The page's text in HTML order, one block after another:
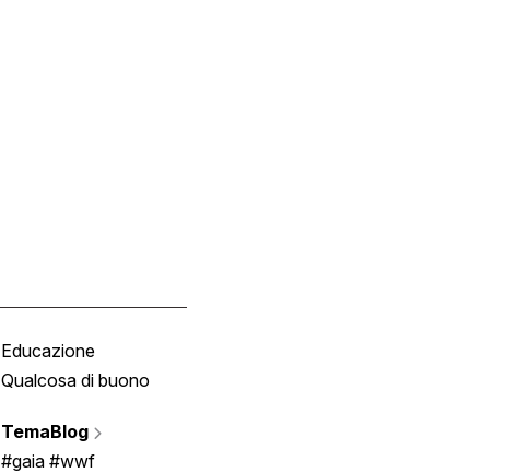
Educazione
Qualcosa di buono
TemaBlog
#gaia #wwf